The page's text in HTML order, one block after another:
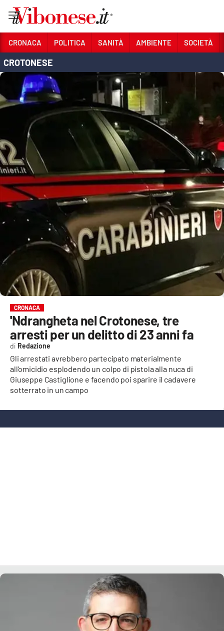
Sezioni
CRONACA
POLITICA
SANITÀ
AMBIENTE
SOCIETÀ
CULTURA
ECONOMIA E LAVORO
SPORT
Streaming
LAC TV
LAC NETWORK
LAC ONAIR
LaC
Network
LACPLAY.IT
LACAPITALENEWS.IT
CRONACA POLITICA SANITÀ AMBIENTE SOCIETÀ
CROTONESE
CRONACA
'Ndrangheta nel Crotonese, tre
arresti per un delitto di 23 anni fa
Gli arrestati avrebbero partecipato materialmente
all’omicidio esplodendo un colpo di pistola alla nuca di
Giuseppe Castiglione e facendo poi sparire il cadavere
sotterrato in un campo
Redazione